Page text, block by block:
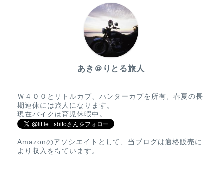
あき＠りとる旅人
Ｗ４００とリトルカブ、ハンターカブを所有。春夏の長
期連休には旅人になります。
現在バイクは育児休暇中。
Amazonのアソシエイトとして、当ブログは適格販売に
より収入を得ています。